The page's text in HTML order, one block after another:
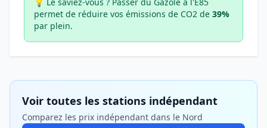
permet de réduire vos émissions de CO2 de 39%
par plein.
Voir toutes les stations indépendant
Comparez les prix indépendant dans le Nord